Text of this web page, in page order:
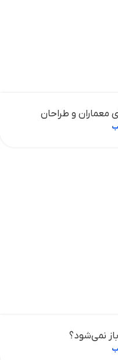
و طراحان